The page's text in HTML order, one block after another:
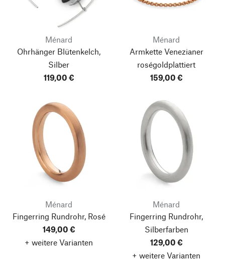
Ménard
Ohrhänger Blütenkelch,
Silber
119,00 €
Ménard
Armkette Venezianer
roségoldplattiert
159,00 €
Ménard
Fingerring Rundrohr, Rosé
149,00 €
+ weitere Varianten
Ménard
Fingerring Rundrohr,
Silberfarben
129,00 €
+ weitere Varianten